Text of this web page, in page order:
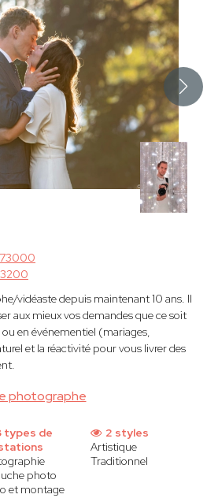
photographe
vidéaste depuis maintenant 10 ans. Il
aux mieux vos demandes que ce soit
en événementiel (mariages,
et la réactivité pour vous livrer des
types de
photo
et montage
2 styles
Artistique
Traditionnel